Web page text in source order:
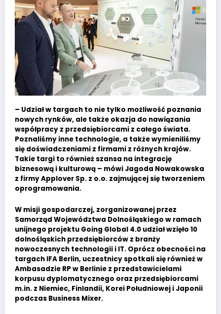
– Udział w targach to nie tylko możliwość poznania
nowych rynków, ale także okazja do nawiązania
współpracy z przedsiębiorcami z całego świata.
Poznaliśmy inne technologie, a także wymieniliśmy
się doświadczeniami z firmami z różnych krajów.
Takie targi to również szansa na integrację
biznesową i kulturową – mówi Jagoda Nowakowska
z firmy Applover Sp. z o.o. zajmującej się tworzeniem
oprogramowania.
W misji gospodarczej, zorganizowanej przez
Samorząd Województwa Dolnośląskiego w ramach
unijnego projektu Going Global 4.0 udział wzięło 10
dolnośląskich przedsiębiorców z branży
nowoczesnych technologii i IT. Oprócz obecności na
targach IFA Berlin, uczestnicy spotkali się również w
Ambasadzie RP w Berlinie z przedstawicielami
korpusu dyplomatycznego oraz przedsiębiorcami
m.in. z Niemiec, Finlandii, Korei Południowej i Japonii
podczas Business Mixer.